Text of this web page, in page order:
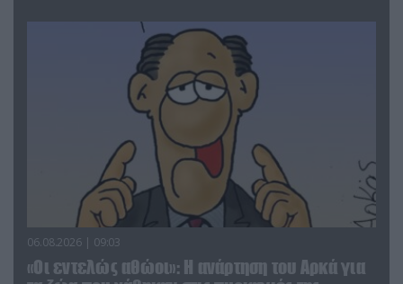
06.08.2026 | 09:03
«Οι εντελώς αθώοι»: Η ανάρτηση του Αρκά για